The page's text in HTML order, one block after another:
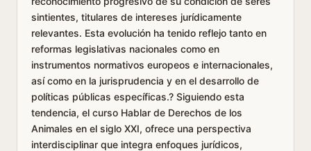
sintientes, titulares de intereses jurídicamente
relevantes. Esta evolución ha tenido reflejo tanto en
reformas legislativas nacionales como en
instrumentos normativos europeos e internacionales,
así como en la jurisprudencia y en el desarrollo de
políticas públicas específicas.? Siguiendo esta
tendencia, el curso Hablar de Derechos de los
Animales en el siglo XXI, ofrece una perspectiva
interdisciplinar que integra enfoques jurídicos,